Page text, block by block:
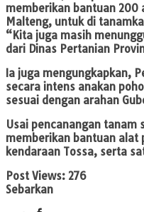
memberikan bantuan 200
Malteng, untuk di
“Kita juga masih
dari Dinas Pertanian
Ia juga mengungkapkan,
secara intens anakan
sesuai dengan arahan
Usai pencanangan tanam
memberikan bantuan alat
kendaraan Tossa, serta
Post Views: 276
Sebarkan